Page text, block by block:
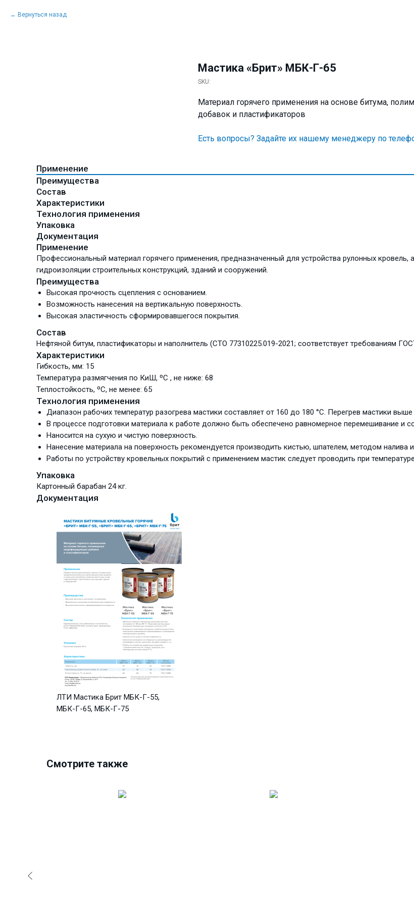
Вернуться назад
Мастика «Брит» МБК-Г-65
SKU:
Материал горячего применения на основе битума,
добавок и пластификаторов
Есть вопросы? Задайте их нашему менеджеру по
Применение
Преимущества
Состав
Характеристики
Технология применения
Упаковка
Документация
Применение
Профессиональный материал горячего применения, предназначенный для устройства рулонных
гидроизоляции строительных конструкций, зданий и сооружений.
Преимущества
Высокая прочность сцепления с основанием.
Возможность нанесения на вертикальную поверхность.
Высокая эластичность сформировавшегося покрытия.
Состав
Нефтяной битум, пластификаторы и наполнитель (СТО 77310225.019-2021; соответствует требованиям
Характеристики
Гибкость, мм: 15
Температура размягчения по КиШ, ºС , не ниже: 68
Теплостойкость, ºС, не менее: 65
Технология применения
Диапазон рабочих температур разогрева мастики составляет от 160 до 180 °С. Перегрев мастики
В процессе подготовки материала к работе должно быть обеспечено равномерное перемешивание и
Наносится на сухую и чистую поверхность.
Нанесение материала на поверхность рекомендуется производить кистью, шпателем, методом налива
Работы по устройству кровельных покрытий с применением мастик следует проводить при
Упаковка
Картонный барабан 24 кг.
Документация
ЛТИ Мастика Брит МБК-Г-55,
МБК-Г-65, МБК-Г-75
Смотрите также